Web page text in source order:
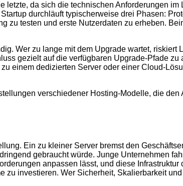
letzte, da sich die technischen Anforderungen im
durchläuft typischerweise drei Phasen:
zu testen und erste Nutzerdaten zu erheben.
Wer zu lange mit dem Upgrade wartet, riskiert
gezielt auf die verfügbaren Upgrade-Pfade zu
einem dedizierten Server oder einer Cloud-
verschiedener Hosting-Modelle, die den
Ein zu kleiner Server bremst den
gebraucht würde. Junge Unternehmen
anpassen lässt, und diese Infrastruktur
investieren. Wer Sicherheit, Skalierbarkeit